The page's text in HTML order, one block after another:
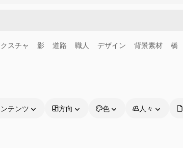
スチャ 影 道路 職人 デザイン 背景素材 橋
テンツ 方向 色 人々